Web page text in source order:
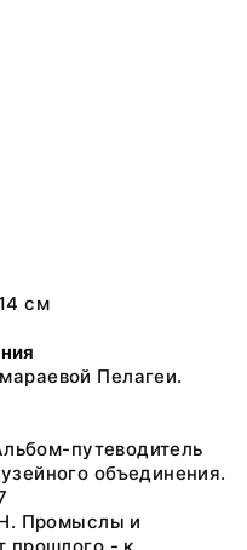
см
Пелагеи.
путеводитель
объединения.
Промыслы и